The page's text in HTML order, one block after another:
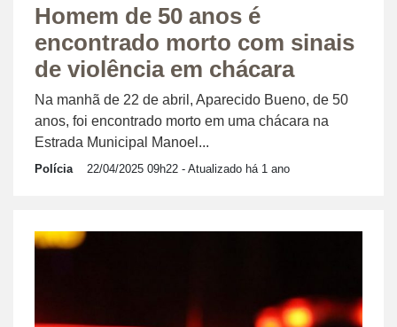
Homem de 50 anos é
encontrado morto com sinais
de violência em chácara
Na manhã de 22 de abril, Aparecido Bueno, de 50
anos, foi encontrado morto em uma chácara na
Estrada Municipal Manoel...
Polícia 22/04/2025 09h22 - Atualizado há 1 ano